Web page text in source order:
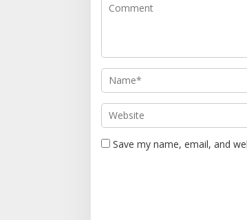
Save my name, email, and